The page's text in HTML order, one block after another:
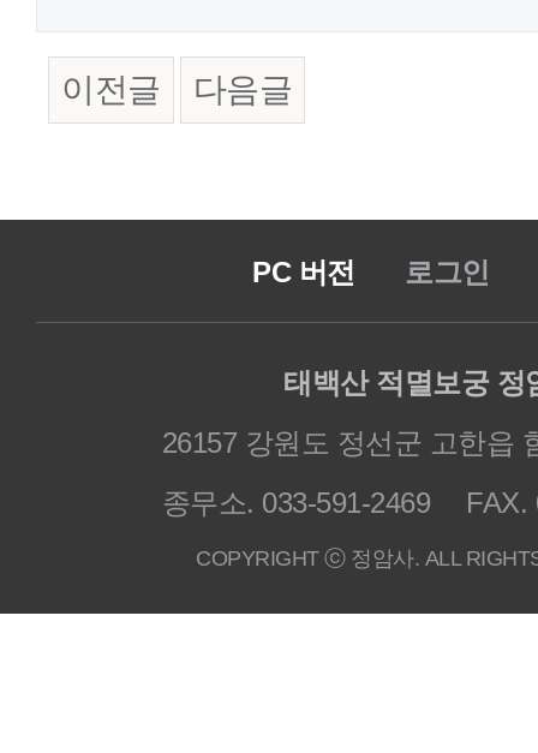
이전글 다음글
PC 버전 로그인
태백산 적멸보궁 정
26157 강원도 정선군 고한읍
종무소. 033-591-2469
FAX.
COPYRIGHT ⓒ 정암사. ALL